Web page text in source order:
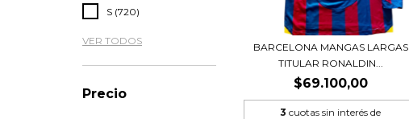
S (720)
VER TODOS
Precio
BARCELONA MANGAS LARGAS
TITULAR RONALDIN...
$69.100,00
3 cuotas sin interés de